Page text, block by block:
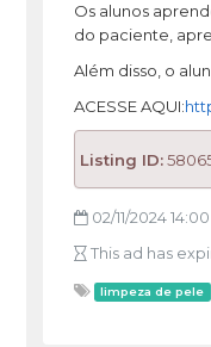
Os alunos
do paciente,
Além disso, o
ACESSE AQUI:
Listing ID:
02/11/2024 14:00
This ad has
limpeza de pele